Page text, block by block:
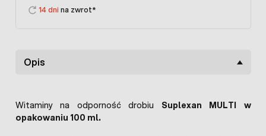
14 dni na zwrot*
Opis
Witaminy na odporność drobiu Suplexan MULTI w
opakowaniu 100 ml.